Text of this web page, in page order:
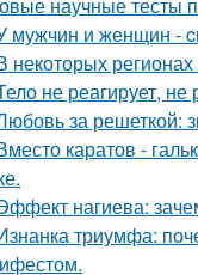
мужчин и женщин -
некоторых
не реагирует, не
за решеткой:
каратов -
нагиева:
триумфа: